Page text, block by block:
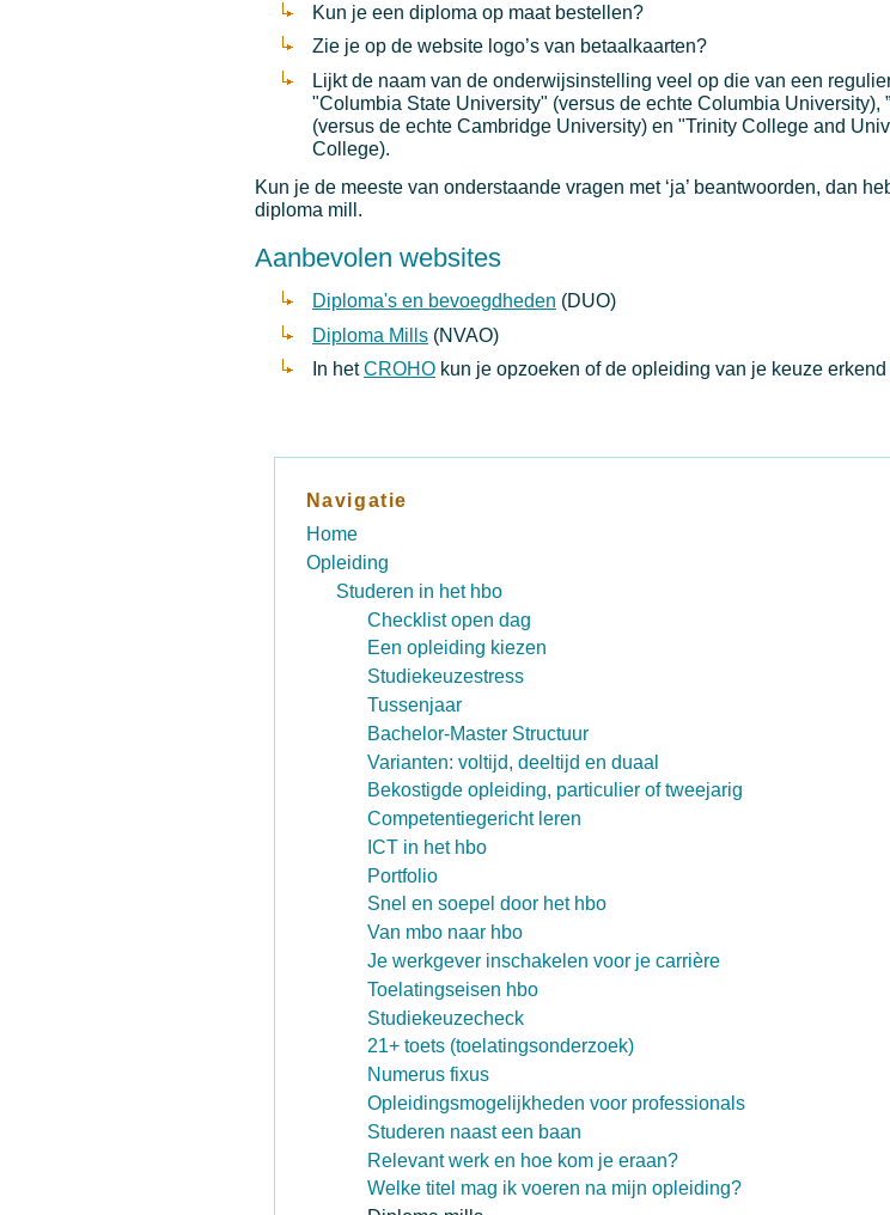
Kun je een diploma op maat bestellen?
Zie je op de website logo’s van betaalkaarten?
Lijkt de naam van de onderwijsinstelling veel op die van een
"Columbia State University" (versus de echte Columbia University),
(versus de echte Cambridge University) en "Trinity College and
College).
Kun je de meeste van onderstaande vragen met ‘ja’ beantwoorden, dan
diploma mill.
Aanbevolen websites
Diploma's en bevoegdheden (DUO)
Diploma Mills (NVAO)
In hetCROHO kun je opzoeken of de opleiding van je keuze erkend
Navigatie
Home
Opleiding
Studeren in het hbo
Checklist open dag
Een opleiding kiezen
Studiekeuzestress
Tussenjaar
Bachelor-Master Structuur
Varianten: voltijd, deeltijd en duaal
Bekostigde opleiding, particulier of tweejarig
Competentiegericht leren
ICT in het hbo
Portfolio
Snel en soepel door het hbo
Van mbo naar hbo
Je werkgever inschakelen voor je carrière
Toelatingseisen hbo
Studiekeuzecheck
21+ toets (toelatingsonderzoek)
Numerus fixus
Opleidingsmogelijkheden voor professionals
Studeren naast een baan
Relevant werk en hoe kom je eraan?
Welke titel mag ik voeren na mijn opleiding?